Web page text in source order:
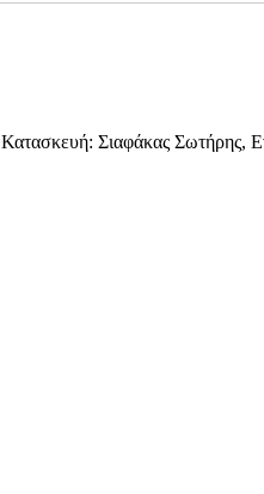
Κατασκευή: Σιαφάκας Σωτήρης,